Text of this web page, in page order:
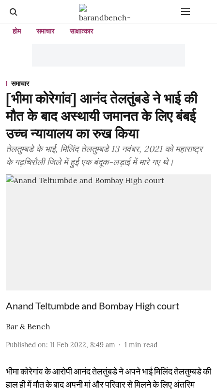
होम समाचार साक्षात्कार
समाचार
[भीमा कोरेगांव] आनंद तेलतुंबडे ने भाई की
मौत के बाद अस्थायी जमानत के लिए बंबई
उच्च न्यायालय का रुख किया
तेलतुम्बडे के भाई, मिलिंद तेलतुम्बडे 13 नवंबर, 2021 को महाराष्ट्र
के गढ़चिरौली जिले में हुई एक बंदूक-लड़ाई में मारे गए थे।
Anand Teltumbde and Bombay High court
Bar & Bench
Published on: 11 Feb 2022, 8:49 am 1 min read
भीमा कोरेगांव के आरोपी आनंद तेलतुंबडे ने अपने भाई मिलिंद तेलतुम्बडे की
हाल ही में मौत के बाद अपनी मां और परिवार से मिलने के लिए अंतरिम